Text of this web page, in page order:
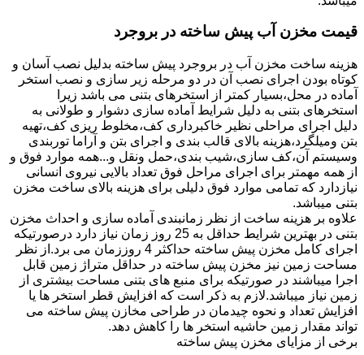
قیمت مخزن آب پیش ساخته در بروجرد
هزینه ساخت مخزن آب در بروجرد پیش ساخته بدلیل نصب آسان و
کوتاه بودن اجرای نصب آن در دو مرحله زیر سازی و نصب استخر
آماده در محل،بسیار کمتر از استخرهای بتنی می باشد زیرا
استخرهای بتنی به دلیل شرایط آماده سازی دشوار و طولانی به
دلیل اجرای مراحلی نظیر خاکبرداری کف،مخلوط ریزی کف،تهیه
بتن ومیلگرد،هزینه بالای قالب بندی و اجرای بتن و آراما توربندی
وسیستم آن،کف سازی،شیب بندی،حمل ونقل و...همه موارد فوق و
از همه مهمتر برای اجرای مراحل فوق تعداد بالایی نیروی انسانی
نیازدارد که تمامی موارد فوق دلیلی برای هزینه بالای ساخت مخزن
بتنی میباشد.
علاوه بر هزینه ساخت از نظر زمانبندی آماده سازی و احداث مخزن
بتنی در بهترین شرایط حداقل به 25 روز زمان نیاز دارد درصورتیکه
اجرای کامل مخزن پیش ساخته حداکثر 4 روززمان می برد.از نظر
مساحت زمین نیز مخزن پیش ساخته در حداقل متراژ زمین قابل
اجرا میباشند در صورتیکه برای منبع های بتنی مساحت بیشتری از
زمین نیاز میباشد.لازم به ذکر است که افزایش قطر استخر ها یا
افزایش تعداد و نحوه چیدمان در طراحی مخازن پیش ساخته می
تواند مقدار زمین حاشیه استخر ها را کاهش دهد.
برخی از مزایای مخزن پیش ساخته